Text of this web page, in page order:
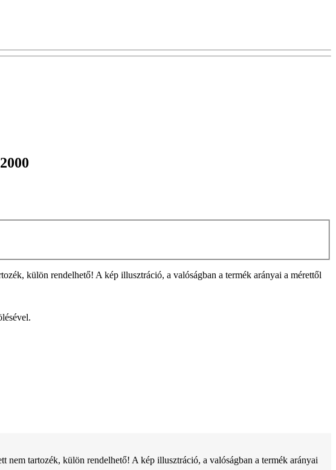
külön rendelhető! A kép illusztráció, a valóságban a termék arányai a mérettől
tartozék, külön rendelhető! A kép illusztráció, a valóságban a termék arányai